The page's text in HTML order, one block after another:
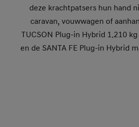
deze krachtpatsers hun hand
caravan, vouwwagen of
TUCSON Plug-in Hybrid 1.210
en de SANTA FE Plug-in Hybrid